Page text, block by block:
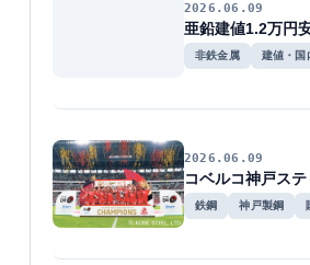
2026.06.09
亜鉛建値1.2万円
非鉄金属 建値・国
2026.06.09
コベルコ神戸ス
鉄鋼 神戸製鋼